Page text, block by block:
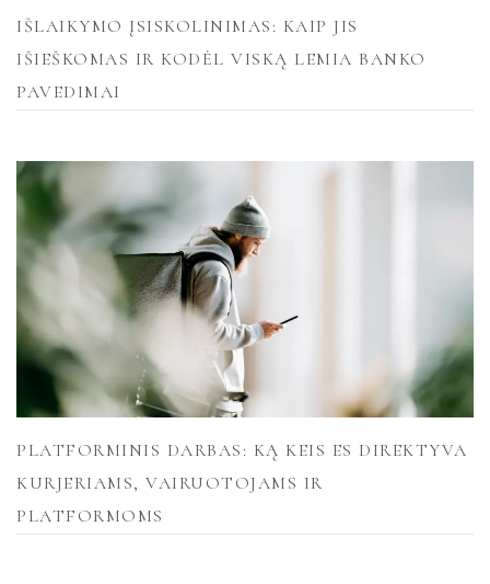
IŠLAIKYMO ĮSISKOLINIMAS: KAIP JIS
IŠIEŠKOMAS IR KODĖL VISKĄ LEMIA BANKO
PAVEDIMAI
PLATFORMINIS DARBAS: KĄ KEIS ES DIREKTYVA
KURJERIAMS, VAIRUOTOJAMS IR
PLATFORMOMS